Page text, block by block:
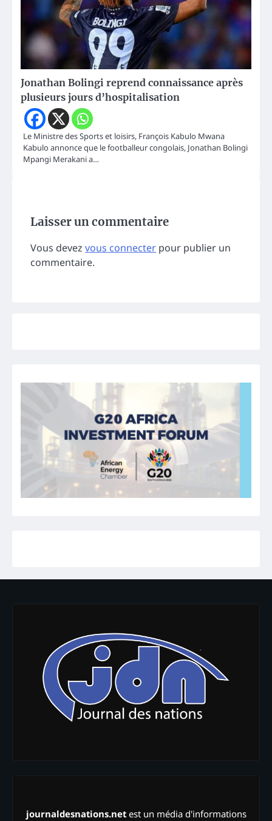
Jonathan Bolingi reprend connaissance après
plusieurs jours d’hospitalisation
Le Ministre des Sports et loisirs, François Kabulo Mwana
Kabulo annonce que le footballeur congolais, Jonathan Bolingi
Mpangi Merakani a…
Laisser un commentaire
Vous devez vous connecter pour publier un
commentaire.
journaldesnations.netest un média d'informations